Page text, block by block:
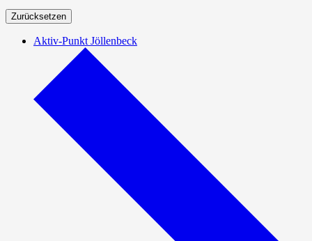
Zurücksetzen
Aktiv-Punkt Jöllenbeck